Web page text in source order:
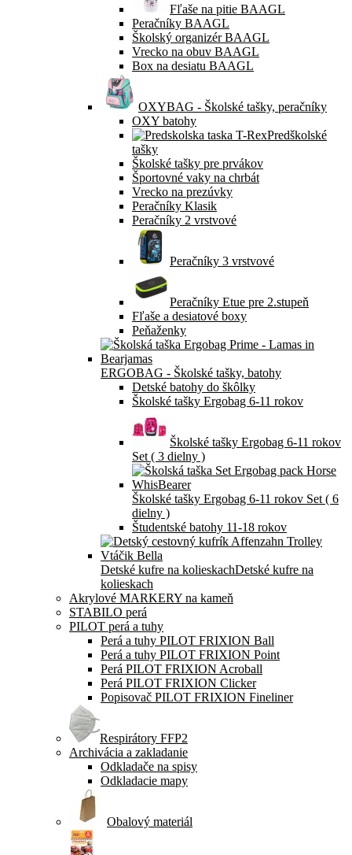
Fľaše na pitie BAAGL
Peračníky BAAGL
Školský organizér BAAGL
Vrecko na obuv BAAGL
Box na desiatu BAAGL
OXYBAG - Školské tašky, peračníky
OXY batohy
Predškolské
tašky
Školské tašky pre prvákov
Športovné vaky na chrbát
Vrecko na prezúvky
Peračníky Klasik
Peračníky 2 vrstvové
Peračníky 3 vrstvové
Peračníky Etue pre 2.stupeň
Fľaše a desiatové boxy
Peňaženky
ERGOBAG - Školské tašky, batohy
Detské batohy do škôlky
Školské tašky Ergobag 6-11 rokov
Školské tašky Ergobag 6-11 rokov
Set ( 3 dielny )
Školské tašky Ergobag 6-11 rokov Set ( 6
dielny )
Študentské batohy 11-18 rokov
Detské kufre na kolieskachDetské kufre na
kolieskach
Akrylové MARKERY na kameň
STABILO perá
PILOT perá a tuhy
Perá a tuhy PILOT FRIXION Ball
Perá a tuhy PILOT FRIXION Point
Perá PILOT FRIXION Acroball
Perá PILOT FRIXION Clicker
Popisovač PILOT FRIXION Fineliner
Respirátory FFP2
Archivácia a zakladanie
Odkladače na spisy
Odkladacie mapy
Obalový materiál